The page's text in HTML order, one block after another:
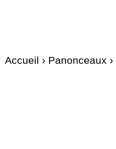
Accueil › Panonceaux ›